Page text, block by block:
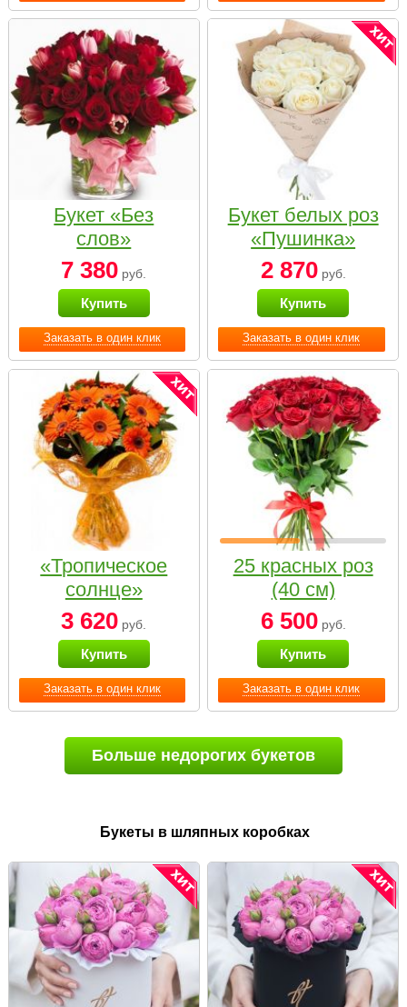
Заказать в один клик
Букет «Без
слов»
7 380 руб.
Купить
Заказать в один клик
Букет белых роз
«Пушинка»
2 870руб.
Купить
Заказать в один клик
«Тропическое
солнце»
3 620 руб.
Купить
Заказать в один клик
25 красных роз
(40 см)
6 500руб.
Купить
Больше недорогих букетов
Букеты в шляпных коробках